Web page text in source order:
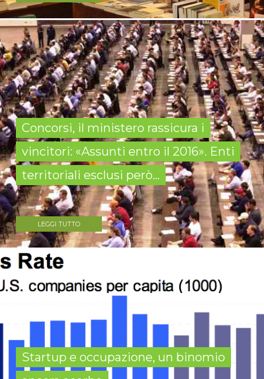
Concorsi, il ministero rassicura i
vincitori: «Assunti entro il 2016». Enti
territoriali esclusi però...
LEGGI TUTTO
Startup e occupazione, un binomio